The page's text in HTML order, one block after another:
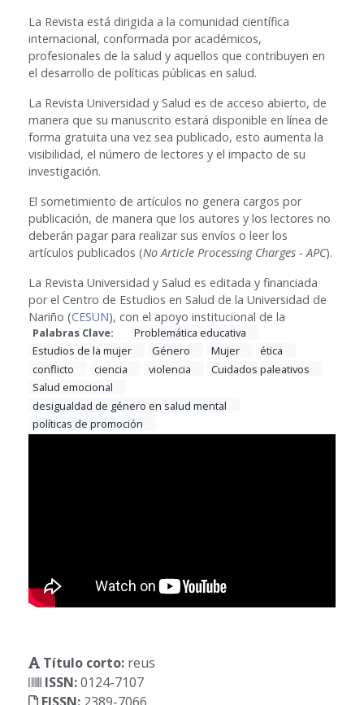
La Revista está dirigida a la comunidad científica
internacional, conformada por académicos,
profesionales de la salud y aquellos que contribuyen en
el desarrollo de políticas públicas en salud.
La Revista Universidad y Salud es de acceso abierto, de
manera que su manuscrito estará disponible en línea de
forma gratuita una vez sea publicado, esto aumenta la
visibilidad, el número de lectores y el impacto de su
investigación.
El sometimiento de artículos no genera cargos por
publicación, de manera que los autores y los lectores no
deberán pagar para realizar sus envíos o leer los
artículos publicados (No Article Processing Charges - APC).
La Revista Universidad y Salud es editada y financiada
por el Centro de Estudios en Salud de la Universidad de
Nariño (CESUN), con el apoyo institucional de la
Palabras Clave:
Problemática educativa
Estudios de la mujer
Género Mujer
ética
conflicto
ciencia violencia
Cuidados paleativos
Salud emocional
desigualdad de género en salud mental
políticas de promoción
Título corto: reus
ISSN:0124-7107